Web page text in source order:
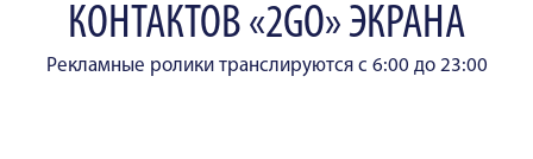
КОНТАКТОВ «2GO» ЭКРАНА
Рекламные ролики транслируются с 6:00 до 23:00